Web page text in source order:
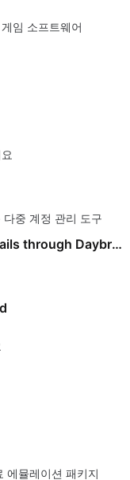
임 소프트웨어
중 계정 관리 도구
The Legend of Heroes: Trails through Daybreak - Accessories Set
에뮬레이션 패키지